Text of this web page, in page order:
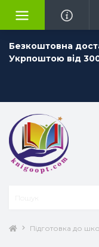
Безкоштовна
Укрпоштою від
Підготовка до